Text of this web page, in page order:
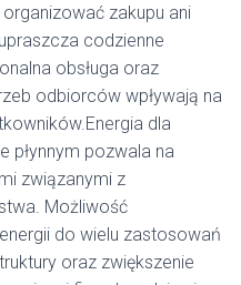
zakupu ani
codzienne
obsługa oraz
odbiorców wpływają na
dla
płynnym pozwala na
związanymi z
Możliwość
do wielu zastosowań
oraz zwiększenie